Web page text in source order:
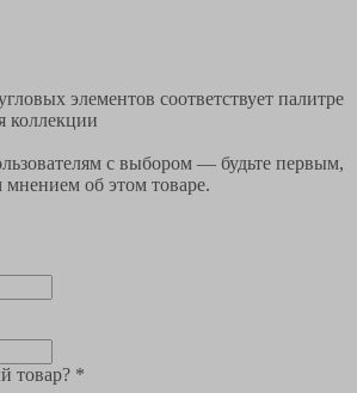
элементов соответствует палитре
коллекции
с выбором — будьте первым,
мнением об этом товаре.
товар? *